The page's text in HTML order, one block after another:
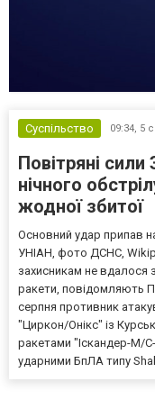
Суспільство 09:34, 5
Повітряні
нічного
жодної збитої
Основний удар припав
УНІАН, фото ДСНС,
захисникам не вдалося
ракети, повідомляють
серпня противник
"Циркон/Онікс" із
ракетами "Іскандер-М/С-
ударними БпЛА типу